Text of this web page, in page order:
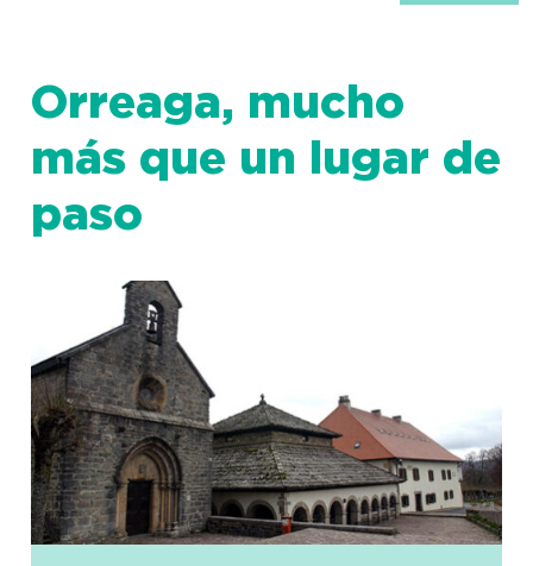
Orreaga, mucho
más que un lugar de
paso